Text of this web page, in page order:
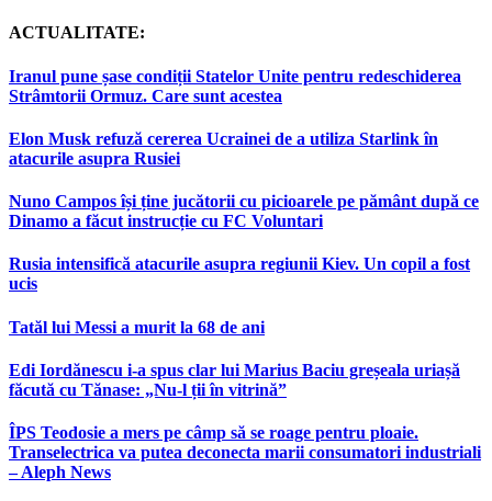
ACTUALITATE:
Iranul pune șase condiții Statelor Unite pentru redeschiderea
Strâmtorii Ormuz. Care sunt acestea
Elon Musk refuză cererea Ucrainei de a utiliza Starlink în
atacurile asupra Rusiei
Nuno Campos își ține jucătorii cu picioarele pe pământ după ce
Dinamo a făcut instrucție cu FC Voluntari
Rusia intensifică atacurile asupra regiunii Kiev. Un copil a fost
ucis
Tatăl lui Messi a murit la 68 de ani
Edi Iordănescu i-a spus clar lui Marius Baciu greșeala uriașă
făcută cu Tănase: „Nu-l ții în vitrină”
ÎPS Teodosie a mers pe câmp să se roage pentru ploaie.
Transelectrica va putea deconecta marii consumatori industriali
– Aleph News